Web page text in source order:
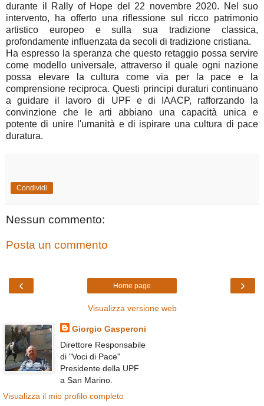
durante il Rally of Hope del 22 novembre 2020. Nel suo
intervento, ha offerto una riflessione sul ricco patrimonio
artistico europeo e sulla sua tradizione classica,
profondamente influenzata da secoli di tradizione cristiana.
Ha espresso la speranza che questo retaggio possa servire
come modello universale, attraverso il quale ogni nazione
possa elevare la cultura come via per la pace e la
comprensione reciproca. Questi principi duraturi continuano
a guidare il lavoro di UPF e di IAACP, rafforzando la
convinzione che le arti abbiano una capacità unica e
potente di unire l'umanità e di ispirare una cultura di pace
duratura.
Condividi
Nessun commento:
Posta un commento
‹ ›
Home page
Visualizza versione web
Giorgio Gasperoni
Direttore Responsabile
di "Voci di Pace"
Presidente della UPF
a San Marino.
Visualizza il mio profilo completo